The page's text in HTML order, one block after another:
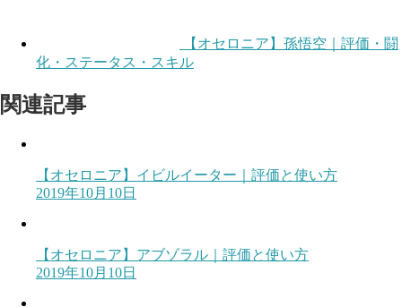
【オセロニア】孫悟空｜評価・闘
化・ステータス・スキル
関連記事
【オセロニア】イビルイーター｜評価と使い方
2019年10月10日
【オセロニア】アブゾラル｜評価と使い方
2019年10月10日